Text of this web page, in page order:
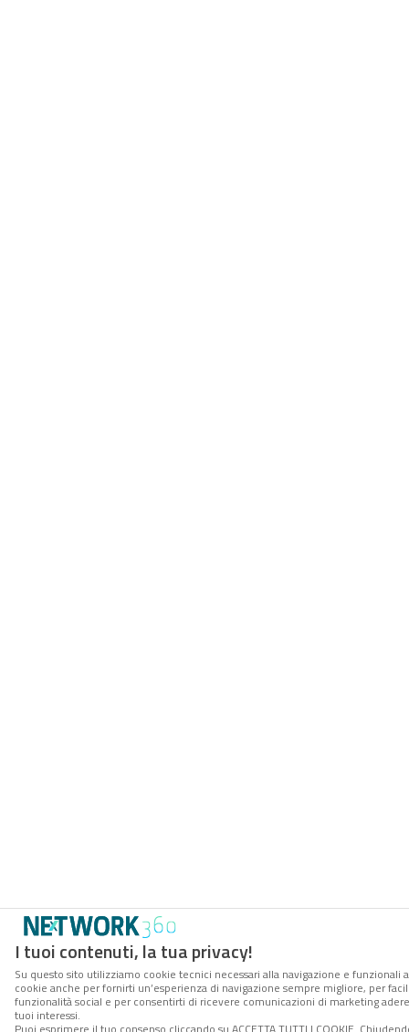
I tuoi contenuti, la tua privacy!
Su questo sito utilizziamo cookie tecnici necessari alla navigazione e funzionali
cookie anche per fornirti un’esperienza di navigazione sempre migliore, per
funzionalità social e per consentirti di ricevere comunicazioni di marketing
tuoi interessi.